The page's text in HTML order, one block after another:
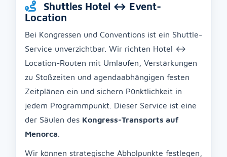
Shuttles Hotel ↔ Event-
Location
Bei Kongressen und Conventions ist ein Shuttle-
Service unverzichtbar. Wir richten Hotel ↔
Location-Routen mit Umläufen, Verstärkungen
zu Stoßzeiten und agendaabhängigen festen
Zeitplänen ein und sichern Pünktlichkeit in
jedem Programmpunkt. Dieser Service ist eine
der Säulen des Kongress-Transports auf
Menorca
Wir können strategische Abholpunkte festlegen,